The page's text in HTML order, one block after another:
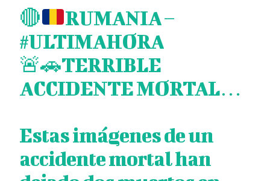
🔴
RUMANIA –
#ULTIMAHORA
🚨🚗TERRIBLE
ACCIDENTE MORTAL…
Estas imágenes de un
accidente mortal han